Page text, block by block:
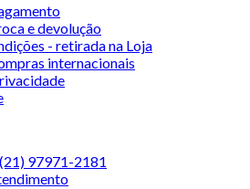
e devolução
- retirada na Loja
internacionais
97971-2181